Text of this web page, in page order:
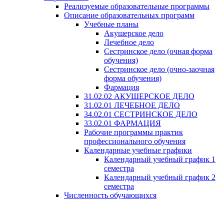
Реализуемые образовательные программы
Описание образовательных программ
Учебные планы
Акушерское дело
Лечебное дело
Сестринское дело (очная форма
обучения)
Сестринское дело (очно-заочная
форма обучения)
Фармация
31.02.02 АКУШЕРСКОЕ ДЕЛО
31.02.01 ЛЕЧЕБНОЕ ДЕЛО
34.02.01 СЕСТРИНСКОЕ ДЕЛО
33.02.01 ФАРМАЦИЯ
Рабочие программы практик
профессионального обучения
Календарные учебные графики
Календарный учебный график 1
семестра
Календарный учебный график 2
семестра
Численность обучающихся